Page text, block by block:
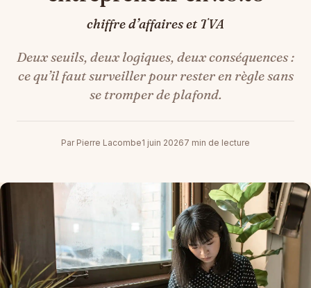
chiffre d’affaires et TVA
Deux seuils, deux logiques, deux conséquences :
ce qu’il faut surveiller pour rester en règle sans
se tromper de plafond.
Par Pierre Lacombe1 juin 20267 min de lecture